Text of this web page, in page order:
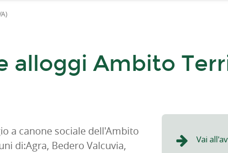
alloggi Ambito
a canone sociale dell'Ambito
di:Agra, Bedero Valcuvia,
Vai